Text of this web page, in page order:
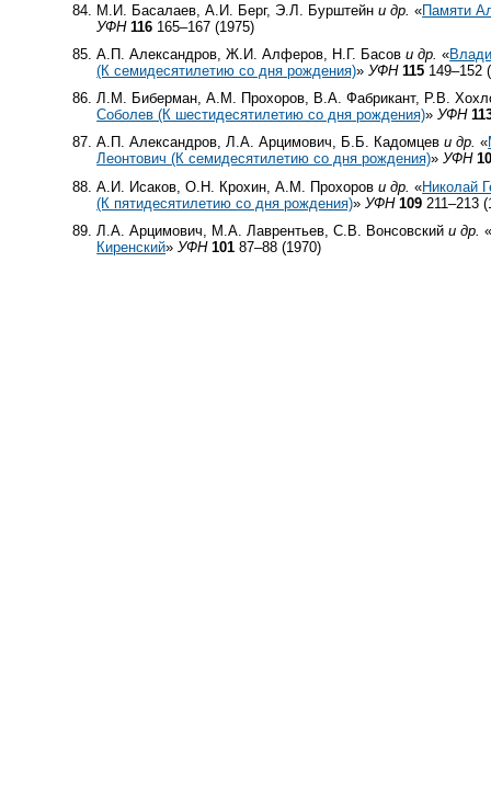
М.И. Басалаев, А.И. Берг, Э.Л. Бурштейни др. «Памяти
УФН 116 165–167 (1975)
А.П. Александров, Ж.И. Алферов, Н.Г. Басови др. «
(К семидесятилетию со дня рождения)»УФН 115 149–152
Л.М. Биберман, А.М. Прохоров, В.А. Фабрикант, Р.В.
Соболев (К шестидесятилетию со дня рождения)»УФН
А.П. Александров, Л.А. Арцимович, Б.Б. Кадомцеви др. «
Леонтович (К семидесятилетию со дня рождения)»УФН
А.И. Исаков, О.Н. Крохин, А.М. Прохорови др. «Николай
(К пятидесятилетию со дня рождения)»УФН 109 211–213
Л.А. Арцимович, М.А. Лаврентьев, С.В. Вонсовскийи др.
Киренский»УФН 101 87–88 (1970)